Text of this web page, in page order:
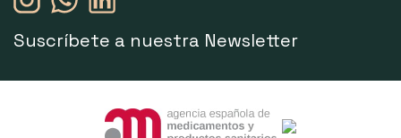
Suscríbete a nuestra Newsletter